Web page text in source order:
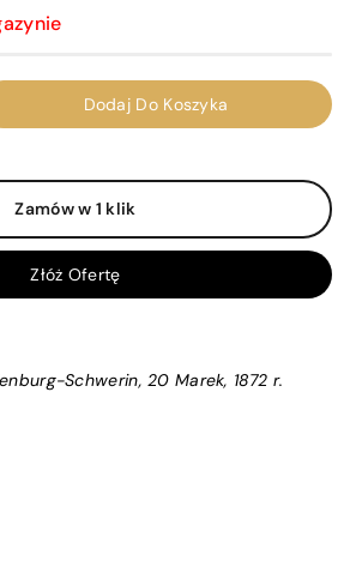
Dodaj Do Koszyka
Zamów w 1 klik
Złóż Ofertę
Schwerin, 20 Marek, 1872 r.